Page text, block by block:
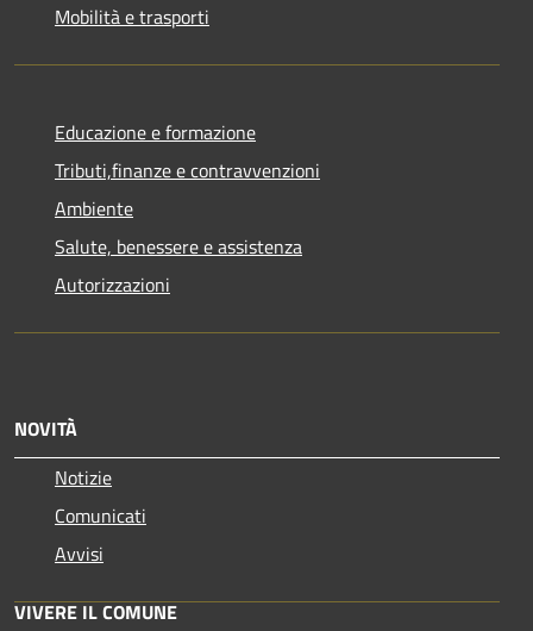
Mobilità e trasporti
Educazione e formazione
Tributi,finanze e contravvenzioni
Ambiente
Salute, benessere e assistenza
Autorizzazioni
NOVITÀ
Notizie
Comunicati
Avvisi
VIVERE IL COMUNE